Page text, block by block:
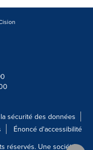
sécurité des données
Énoncé d'accessibilité
réservés. Une société